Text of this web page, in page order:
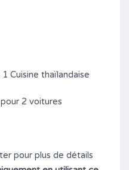
Cuisine thaïlandaise
2 voitures
pour plus de détails